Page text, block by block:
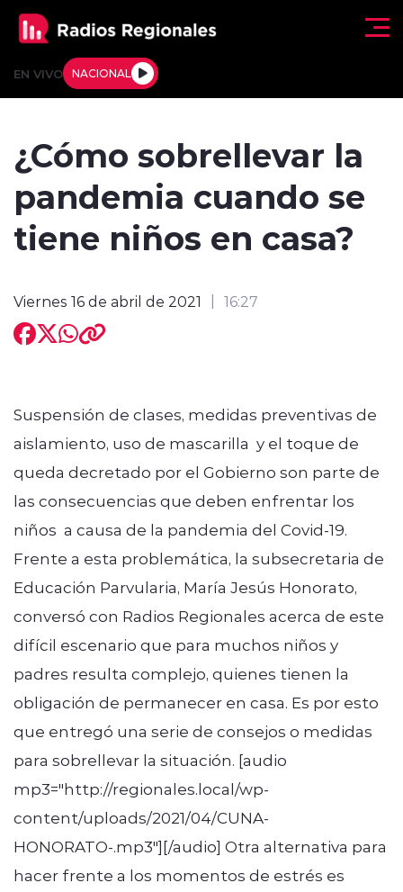
EN VIVO NACIONAL
Tendencias
Internacional
Regiones al Aire
modo claro
¿Cómo sobrellevar la
pandemia cuando se
tiene niños en casa?
Viernes 16 de abril de 2021 16:27
Suspensión de clases, medidas preventivas de
aislamiento, uso de mascarilla y el toque de
queda decretado por el Gobierno son parte de
las consecuencias que deben enfrentar los
niños a causa de la pandemia del Covid-19.
Frente a esta problemática, la subsecretaria de
Educación Parvularia, María Jesús Honorato,
conversó con Radios Regionales acerca de este
difícil escenario que para muchos niños y
padres resulta complejo, quienes tienen la
obligación de permanecer en casa. Es por esto
que entregó una serie de consejos o medidas
para sobrellevar la situación. [audio
mp3="http://regionales.local/wp-
content/uploads/2021/04/CUNA-
HONORATO-.mp3"][/audio] Otra alternativa para
hacer frente a los momentos de estrés es